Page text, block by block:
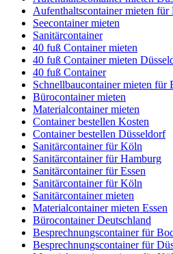
Aufenthaltscontainer mieten für
Seecontainer mieten
Sanitärcontainer
40 fuß Container mieten
40 fuß Container mieten
40 fuß Container
Schnellbaucontainer mieten für
Bürocontainer mieten
Materialcontainer mieten
Container bestellen Kosten
Container bestellen Düsseldorf
Sanitärcontainer für Köln
Sanitärcontainer für Hamburg
Sanitärcontainer für Essen
Sanitärcontainer für Köln
Sanitärcontainer mieten
Materialcontainer mieten Essen
Bürocontainer Deutschland
Besprechnungscontainer für
Besprechnungscontainer für